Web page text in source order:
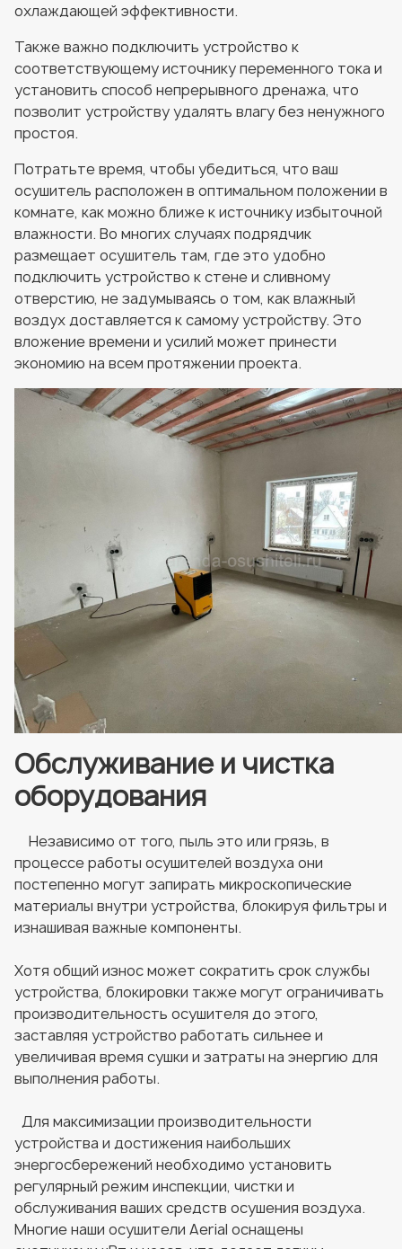
охлаждающей эффективности.
Также важно подключить устройство к
соответствующему источнику переменного тока и
установить способ непрерывного дренажа, что
позволит устройству удалять влагу без ненужного
простоя.
Потратьте время, чтобы убедиться, что ваш
осушитель расположен в оптимальном положении в
комнате, как можно ближе к источнику избыточной
влажности. Во многих случаях подрядчик
размещает осушитель там, где это удобно
подключить устройство к стене и сливному
отверстию, не задумываясь о том, как влажный
воздух доставляется к самому устройству. Это
вложение времени и усилий может принести
экономию на всем протяжении проекта.
Обслуживание и чистка
оборудования
Независимо от того, пыль это или грязь, в
процессе работы осушителей воздуха они
постепенно могут запирать микроскопические
материалы внутри устройства, блокируя фильтры и
изнашивая важные компоненты.
Хотя общий износ может сократить срок службы
устройства, блокировки также могут ограничивать
производительность осушителя до этого,
заставляя устройство работать сильнее и
увеличивая время сушки и затраты на энергию для
выполнения работы.
Для максимизации производительности
устройства и достижения наибольших
энергосбережений необходимо установить
регулярный режим инспекции, чистки и
обслуживания ваших средств осушения воздуха.
Многие наши осушители Aerial оснащены